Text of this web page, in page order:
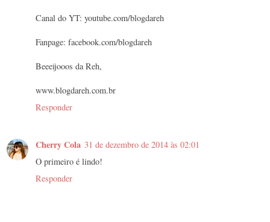
Canal do YT: youtube.com/blogdareh
Fanpage: facebook.com/blogdareh
Beeeijooos da Reh,
www.blogdareh.com.br
Responder
Cherry Cola 31 de dezembro de 2014 às 02:01
O primeiro é lindo!
Responder